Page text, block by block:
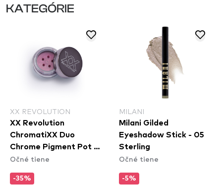
KATEGÓRIE
XX REVOLUTION
XX Revolution
ChromatiXX Duo
Chrome Pigment Pot -
Flip
Očné tiene
-35%
MILANI
Milani Gilded
Eyeshadow Stick - 05
Sterling
Očné tiene
-5%